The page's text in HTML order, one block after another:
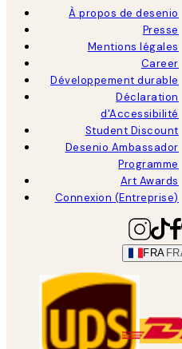
À propos de desenio
Presse
Mentions légales
Career
Développement durable
Déclaration
d'Accessibilité
Student Discount
Desenio Ambassador
Programme
Art Awards
Connexion (Entreprise)
FRA